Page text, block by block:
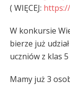
( WIĘCEJ:
W konkursie
bierze już
uczniów z klas 5
Mamy już 3